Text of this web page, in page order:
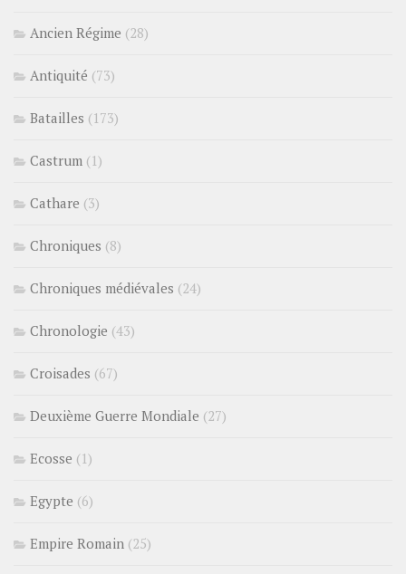
Ancien Régime (28)
Antiquité (73)
Batailles (173)
Castrum (1)
Cathare (3)
Chroniques (8)
Chroniques médiévales (24)
Chronologie (43)
Croisades (67)
Deuxième Guerre Mondiale (27)
Ecosse (1)
Egypte (6)
Empire Romain (25)